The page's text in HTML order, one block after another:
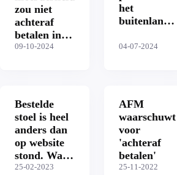
zou niet
achteraf
betalen in
fysieke
09-10-2024
het
buitenland:
weten over
04-07-2024
Bestelde
stoel is heel
anders dan
op website
stond. Wat
nu?
25-02-2023
AFM
waarschuwt
voor
'achteraf
betalen'
25-11-2022